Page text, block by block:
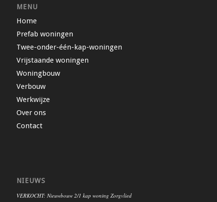
MENU
Home
Prefab woningen
Twee-onder-één-kap-woningen
Vrijstaande woningen
Woningbouw
Verbouw
Werkwijze
Over ons
Contact
NIEUWS
VERKOCHT: Nieuwbouw 2/1 kap woning Zorgvlied